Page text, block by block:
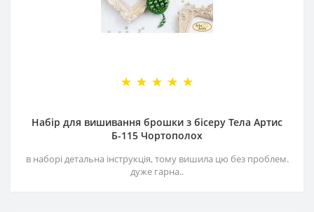
Набір для вишивання брошки з бісеру Тела Артис
Б-115 Чортополох
в наборі детальна інструкція, тому вишила цю без проблем.
дуже гарна..